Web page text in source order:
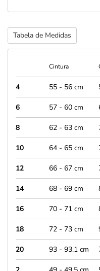
Tabela de Medidas
Cintura
4 55 - 56 cm
6 57 - 60 cm
8 62 - 63 cm
10 64 - 65 cm
12 66 - 67 cm
14 68 - 69 cm
16 70 - 71 cm
18 72 - 73 cm
20 93 - 93.1 cm